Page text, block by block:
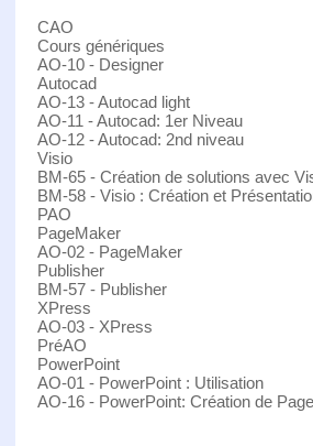
CAO
Cours génériques
AO-10 - Designer
Autocad
AO-13 - Autocad light
AO-11 - Autocad: 1er Niveau
AO-12 - Autocad: 2nd niveau
Visio
BM-65 - Création de solutions avec
BM-58 - Visio : Création et
PAO
PageMaker
AO-02 - PageMaker
Publisher
BM-57 - Publisher
XPress
AO-03 - XPress
PréAO
PowerPoint
AO-01 - PowerPoint : Utilisation
AO-16 - PowerPoint: Création de